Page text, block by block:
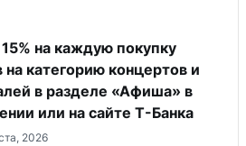
на каждую покупку
на категорию концертов и
в разделе «Афиша» в
или на сайте Т-Банка
2026